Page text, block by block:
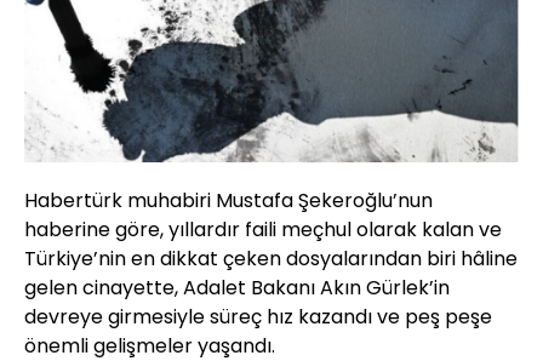
Habertürk muhabiri Mustafa Şekeroğlu’nun
haberine göre, yıllardır faili meçhul olarak kalan ve
Türkiye’nin en dikkat çeken dosyalarından biri hâline
gelen cinayette, Adalet Bakanı Akın Gürlek’in
devreye girmesiyle süreç hız kazandı ve peş peşe
önemli gelişmeler yaşandı.